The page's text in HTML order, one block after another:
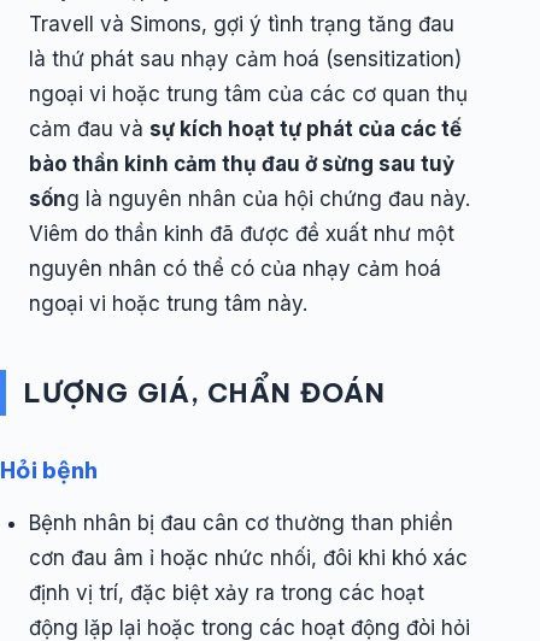
Travell và Simons, gợi ý tình trạng tăng đau
là thứ phát sau nhạy cảm hoá (sensitization)
ngoại vi hoặc trung tâm của các cơ quan thụ
cảm đau và sự kích hoạt tự phát của các tế
bào thần kinh cảm thụ đau ở sừng sau tuỷ
sống là nguyên nhân của hội chứng đau này.
Viêm do thần kinh đã được đề xuất như một
nguyên nhân có thể có của nhạy cảm hoá
ngoại vi hoặc trung tâm này.
LƯỢNG GIÁ, CHẨN ĐOÁN
Hỏi bệnh
Bệnh nhân bị đau cân cơ thường than phiền
cơn đau âm ỉ hoặc nhức nhối, đôi khi khó xác
định vị trí, đặc biệt xảy ra trong các hoạt
động lặp lại hoặc trong các hoạt động đòi hỏi